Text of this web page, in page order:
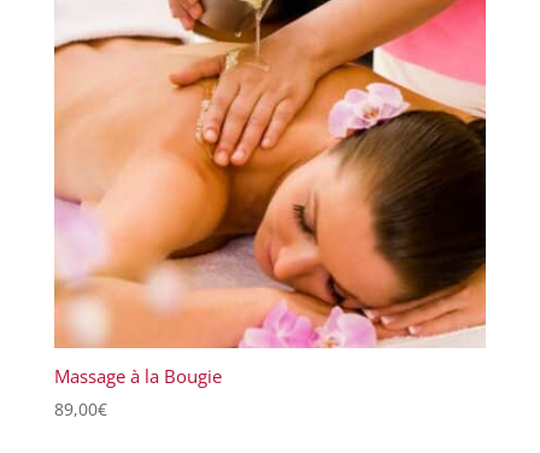
Massage à la Bougie
89,00€